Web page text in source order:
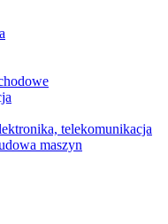
telekomunikacja
maszyn